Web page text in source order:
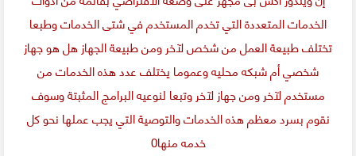
الخدمات المتعددة التي تخدم المستخدم في شتى الخدمات وطبعا
تختلف طبيعة العمل من شخص لآخر ومن طبيعة الجهاز هل هو جهاز
شخصي أم شبكه محليه وعموما يختلف عدد هذه الخدمات من
مستخدم لآخر ومن جهاز لآخر وتبعا لنوعيه البرامج المثبتة وسوف
نقوم بسرد معظم هذه الخدمات والتوصية التي يجب عملها نحو كل
خدمه منها0